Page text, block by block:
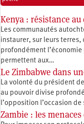
Kenya : résistance
Les communautés
instaurer, sur leurs
profondément
permettent aux…
Le Zimbabwe dans
La volonté du président
au pouvoir divise
l’opposition l’occasion
Zambie : les